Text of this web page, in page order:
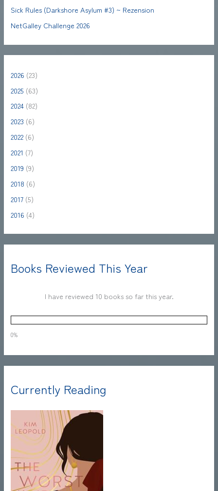
Sick Rules (Darkshore Asylum #3) ~ Rezension
NetGalley Challenge 2026
2026 (23)
2025 (63)
2024 (82)
2023 (6)
2022 (6)
2021 (7)
2019 (9)
2018 (6)
2017 (5)
2016 (4)
Books Reviewed This Year
I have reviewed 10 books so far this year.
0%
Currently Reading